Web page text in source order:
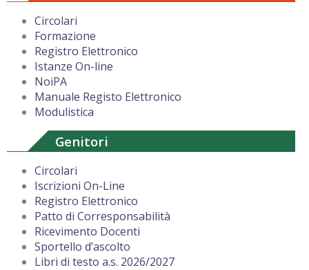
Circolari
Formazione
Registro Elettronico
Istanze On-line
NoiPA
Manuale Registo Elettronico
Modulistica
Genitori
Circolari
Iscrizioni On-Line
Registro Elettronico
Patto di Corresponsabilità
Ricevimento Docenti
Sportello d’ascolto
Libri di testo a.s. 2026/2027